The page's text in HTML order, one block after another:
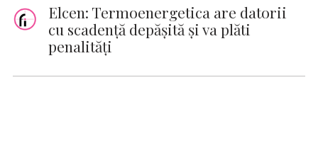
Elcen: Termoenergetica are datorii
cu scadență depășită și va plăti
penalități